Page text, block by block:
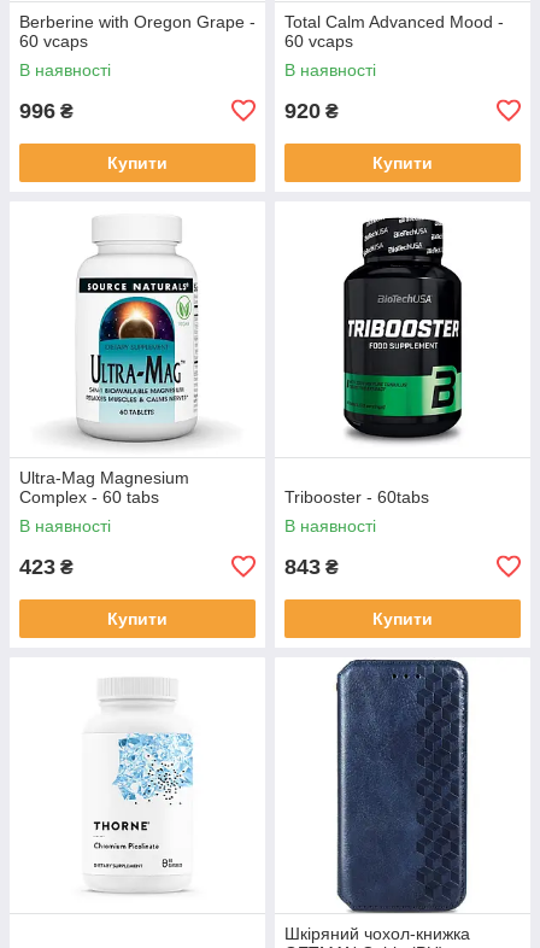
Berberine with Oregon Grape -
60 vcaps
В наявності
996 ₴
Купити
Total Calm Advanced Mood -
60 vcaps
В наявності
920 ₴
Купити
Ultra-Mag Magnesium
Complex - 60 tabs
В наявності
423 ₴
Купити
Tribooster - 60tabs
В наявності
843 ₴
Купити
Шкіряний чохол-книжка